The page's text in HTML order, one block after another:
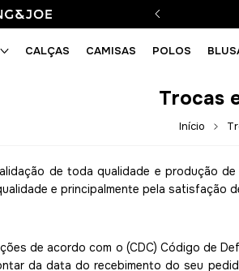
CALÇAS CAMISAS POLOS
Trocas
Início
de toda qualidade e produção
e principalmente pela satisfação
de acordo com o (CDC) Código de
da data do recebimento do seu